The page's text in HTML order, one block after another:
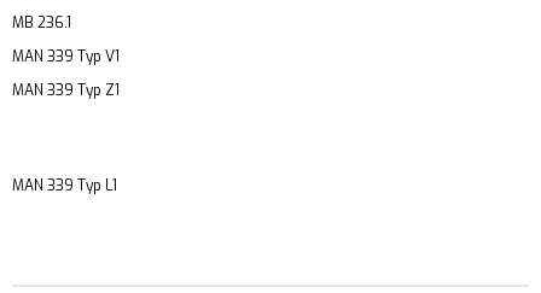
MB 236.1
MAN 339 Typ V1
MAN 339 Typ Z1
MAN 339 Typ L1